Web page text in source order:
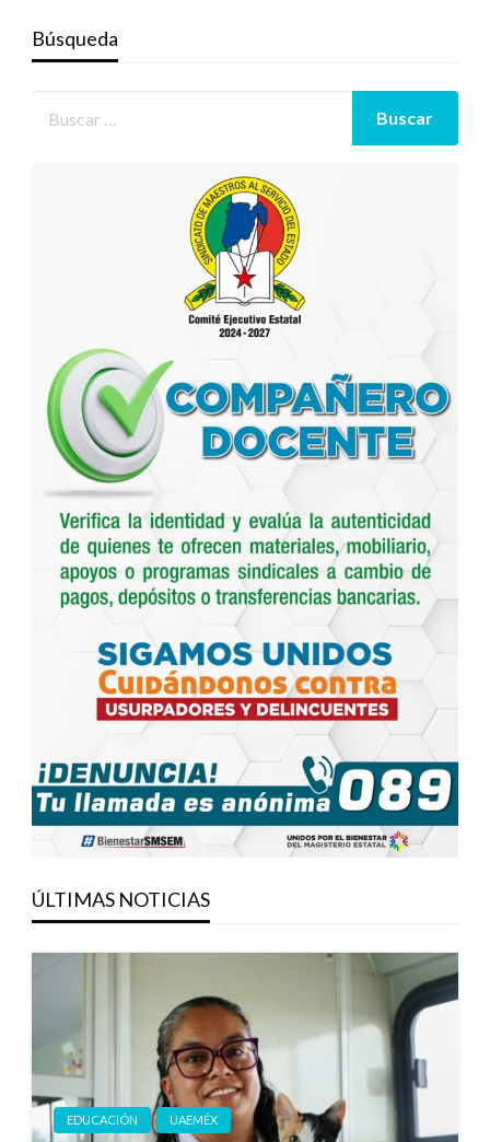
Búsqueda
ÚLTIMAS NOTICIAS
EDUCACIÓN UAEMÉX